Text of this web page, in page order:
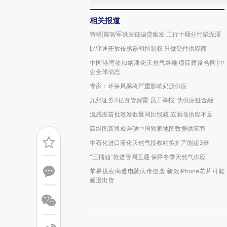
相关报道
特稿|陈智军供应链骗贷案发 工行十堰分行陷泥潭
比亚迪开放传感器和控制权 只做硬件供应商
中国港湾签加纳液化天然气终端项目建设合同|中
企全球动态
专家：环保风暴将严重影响奶源供应
九州证券3亿资管踩雷 员工举报“伪供应链金融”
流感疫苗批签发数量同比锐减 或面临供应不足
四维图新将成奔驰中国独家地图数据供应商
中石化进口液化天然气接收站拟扩产能超3倍
“三桶油”推进管网互通 保障冬季天然气供应
苹果供应商遭电脑病毒侵袭 新款iPhone芯片可能
延迟出货